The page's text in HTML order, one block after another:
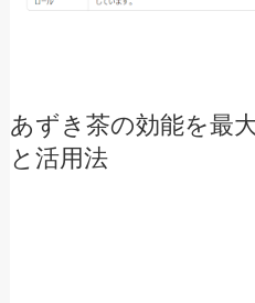
あずき茶の効能を最
と活用法